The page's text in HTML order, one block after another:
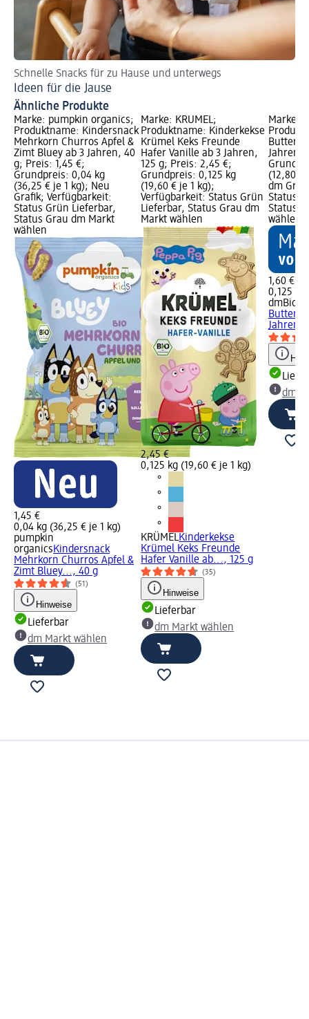
Schnelle Snacks für zu Hause und unterwegs
Ideen für die Jause
Ähnliche Produkte
Marke: pumpkin organics;
Produktname: Kindersnack
Mehrkorn Churros Apfel &
Zimt Bluey ab 3 Jahren, 40
g; Preis: 1,45 €;
Grundpreis: 0,04 kg
(36,25 € je 1 kg); Neu
Grafik; Verfügbarkeit:
Status Grün Lieferbar,
Status Grau dm Markt
wählen
1,45 €
0,04 kg (36,25 € je 1 kg)
pumpkin
organicsKindersnack
Mehrkorn Churros Apfel &
Zimt Bluey..., 40 g
(51)
Hinweise
Lieferbar
dm Markt wählen
Marke: KRÜMEL;
Produktname: Kinderkekse
Krümel Keks Freunde
Hafer Vanille ab 3 Jahren,
125 g; Preis: 2,45 €;
Grundpreis: 0,125 kg
(19,60 € je 1 kg);
Verfügbarkeit: Status Grün
Lieferbar, Status Grau dm
Markt wählen
2,45 €
0,125 kg (19,60 € je 1 kg)
KRÜMELKinderkekse
Krümel Keks Freunde
Hafer Vanille ab..., 125 g
(35)
Hinweise
Lieferbar
dm Markt wählen
Marke:
Jahren,
(12,80 €
dm
Status
Status
wählen
1,60 €
0,125 kg
dmBio
Jahren,
dm